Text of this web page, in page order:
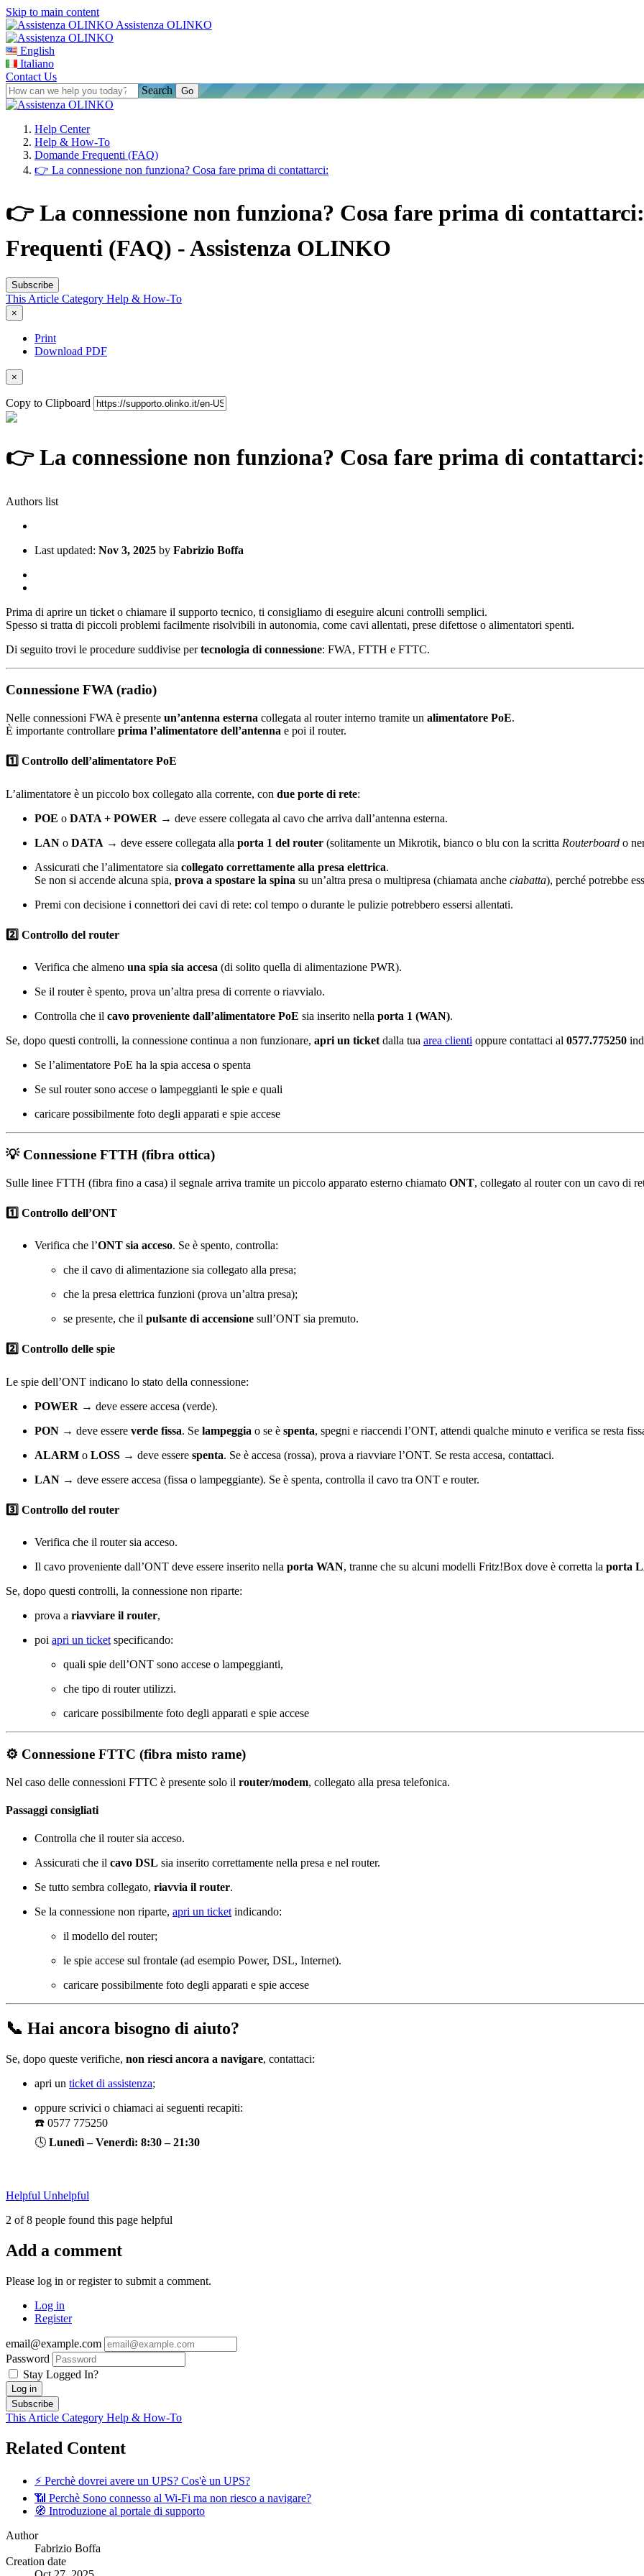
Skip to main content
Assistenza OLINKO
English
Italiano
Contact Us
Search
Help Center
Help & How-To
Domande Frequenti (FAQ)
👉 La connessione non funziona? Cosa fare prima di contattarci:
👉 La connessione non funziona? Cosa fare prima di
Frequenti (FAQ) - Assistenza OLINKO
Subscribe
This Article Category Help & How-To
×
Print
Download PDF
×
Copy to Clipboard
👉 La connessione non funziona? Cosa fare prima di contattarci:
Authors list
Last updated: Nov 3, 2025 by Fabrizio Boffa
Prima di aprire un ticket o chiamare il supporto tecnico, ti consigliamo di eseguire alcuni controlli semplici.
Spesso si tratta di piccoli problemi facilmente risolvibili in autonomia, come cavi allentati, prese difettose o alimentatori spenti.
Di seguito trovi le procedure suddivise pertecnologia di connessione: FWA, FTTH e FTTC.
Connessione FWA (radio)
Nelle connessioni FWA è presente un’antenna esterna collegata al router interno tramite un alimentatore PoE.
È importante controllare prima l’alimentatore dell’antenna e poi il router.
1️⃣ Controllo dell’alimentatore PoE
L’alimentatore è un piccolo box collegato alla corrente, con due porte di rete:
POE o DATA + POWER → deve essere collegata al cavo che arriva dall’antenna esterna.
LAN o DATA → deve essere collegata alla porta 1 del router (solitamente un Mikrotik, bianco o blu con la scritta Routerboard o
Assicurati che l’alimentatore sia collegato correttamente alla presa elettrica.
Se non si accende alcuna spia, prova a spostare la spina su un’altra presa o multipresa (chiamata anche ciabatta), perché potrebbe
Premi con decisione i connettori dei cavi di rete: col tempo o durante le pulizie potrebbero essersi allentati.
2️⃣ Controllo del router
Verifica che almeno una spia sia accesa (di solito quella di alimentazione PWR).
Se il router è spento, prova un’altra presa di corrente o riavvialo.
Controlla che il cavo proveniente dall’alimentatore PoE sia inserito nella porta 1 (WAN).
Se, dopo questi controlli, la connessione continua a non funzionare, apri un ticket dalla tua area clienti oppure contattaci al 0577.775250
Se l’alimentatore PoE ha la spia accesa o spenta
Se sul router sono accese o lampeggianti le spie e quali
caricare possibilmente foto degli apparati e spie accese
💡 Connessione FTTH (fibra ottica)
Sulle linee FTTH (fibra fino a casa) il segnale arriva tramite un piccolo apparato esterno chiamato ONT, collegato al router con un cavo di
1️⃣ Controllo dell’ONT
Verifica che l’ONT sia acceso. Se è spento, controlla:
che il cavo di alimentazione sia collegato alla presa;
che la presa elettrica funzioni (prova un’altra presa);
se presente, che il pulsante di accensione sull’ONT sia premuto.
2️⃣ Controllo delle spie
Le spie dell’ONT indicano lo stato della connessione:
POWER → deve essere accesa (verde).
PON → deve essere verde fissa. Se lampeggia o se è spenta, spegni e riaccendi l’ONT, attendi qualche minuto e verifica se resta
ALARM o LOSS → deve essere spenta. Se è accesa (rossa), prova a riavviare l’ONT. Se resta accesa, contattaci.
LAN → deve essere accesa (fissa o lampeggiante). Se è spenta, controlla il cavo tra ONT e router.
3️⃣ Controllo del router
Verifica che il router sia acceso.
Il cavo proveniente dall’ONT deve essere inserito nella porta WAN, tranne che su alcuni modelli Fritz!Box dove è corretta la porta
Se, dopo questi controlli, la connessione non riparte:
prova a riavviare il router,
poi apri un ticket specificando:
quali spie dell’ONT sono accese o lampeggianti,
che tipo di router utilizzi.
caricare possibilmente foto degli apparati e spie accese
⚙️ Connessione FTTC (fibra misto rame)
Nel caso delle connessioni FTTC è presente solo il router/modem, collegato alla presa telefonica.
Passaggi consigliati
Controlla che il router sia acceso.
Assicurati che il cavo DSL sia inserito correttamente nella presa e nel router.
Se tutto sembra collegato, riavvia il router.
Se la connessione non riparte, apri un ticket indicando:
il modello del router;
le spie accese sul frontale (ad esempio Power, DSL, Internet).
caricare possibilmente foto degli apparati e spie accese
📞 Hai ancora bisogno di aiuto?
Se, dopo queste verifiche, non riesci ancora a navigare, contattaci:
apri un ticket di assistenza;
oppure scrivici o chiamaci ai seguenti recapiti:
☎️ 0577 775250
🕓 Lunedì – Venerdì: 8:30 – 21:30
Helpful Unhelpful
2 of 8 people found this page helpful
Add a comment
Please log in or register to submit a comment.
Log in
Register
email@example.com
Password
Stay Logged In?
Log in
Subscribe
This Article Category Help & How-To
Related Content
⚡ Perchè dovrei avere un UPS? Cos'è un UPS?
📶 Perchè Sono connesso al Wi-Fi ma non riesco a navigare?
🧭 Introduzione al portale di supporto
Author
Fabrizio Boffa
Creation date